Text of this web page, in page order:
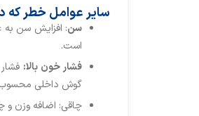
سایر عوامل خطر که
سن
است.
فشار خون بالا:
گوش داخلی
چاقی: اضافه وزن و چاقی، که در افراد